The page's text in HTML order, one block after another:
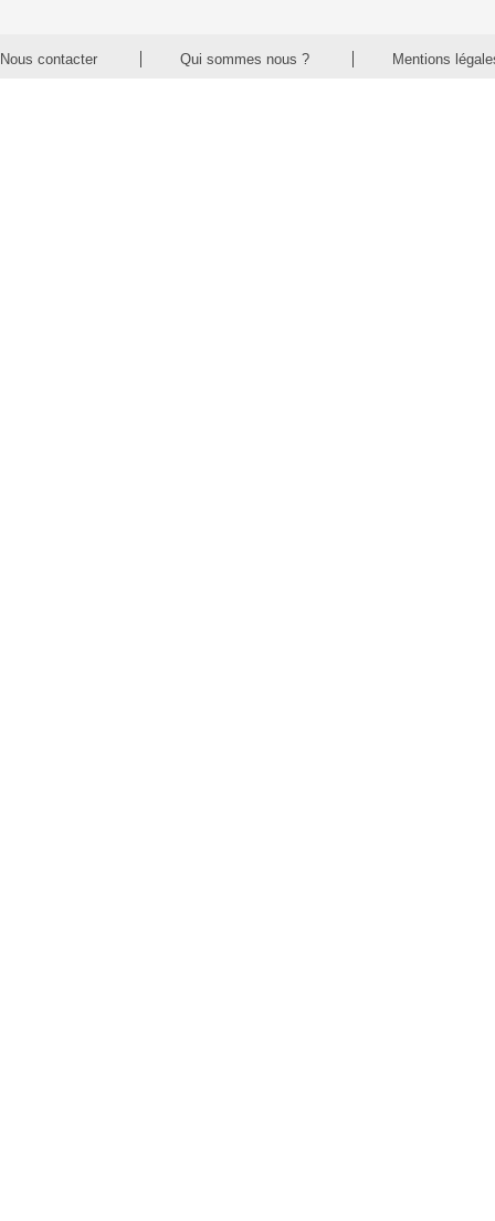
Nous contacter Qui sommes nous ? Mentions